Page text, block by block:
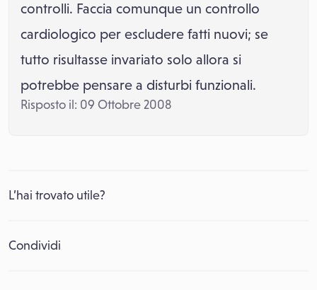
controlli. Faccia comunque un controllo
cardiologico per escludere fatti nuovi; se
tutto risultasse invariato solo allora si
potrebbe pensare a disturbi funzionali.
Risposto il: 09 Ottobre 2008
L’hai trovato utile?
Condividi